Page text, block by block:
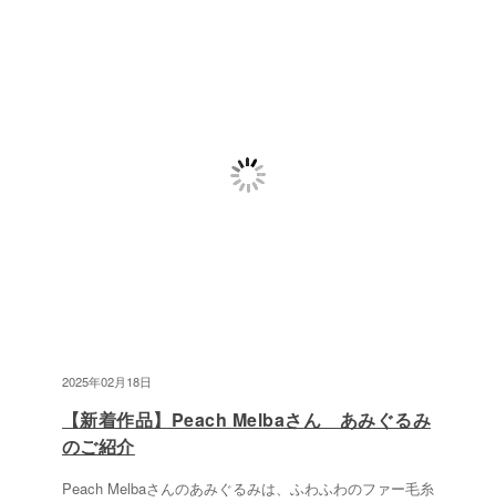
2025年02月18日
【新着作品】Peach Melbaさん あみぐるみ
のご紹介
Peach Melbaさんのあみぐるみは、ふわふわのファー毛糸